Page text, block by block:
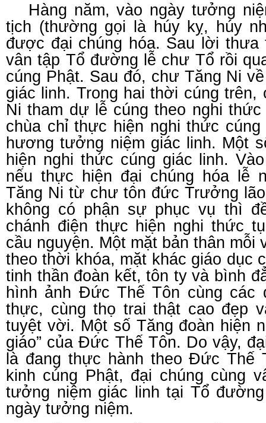
Hàng năm, vào ngày tưởng
tịch (thường gọi là húy kỵ, húy
được đại chúng hóa. Sau lời thưa
vân tập Tổ đường lễ chư Tổ rồi
cúng Phật. Sau đó, chư Tăng Ni
giác linh. Trong hai thời cúng trên,
Ni tham dự lễ cúng theo nghi
chùa chỉ thực hiện nghi thức
hương tưởng niệm giác linh. Một
hiện nghi thức cúng giác linh.
nếu thực hiện đại chúng hóa lễ
Tăng Ni từ chư tôn đức Trưởng
không có phận sự phục vụ thì
chánh điện thực hiện nghi thức
cầu nguyện. Một mặt bản thân mỗi
theo thời khóa, mặt khác giáo dục
tinh thần đoàn kết, tôn ty và bình
hình ảnh Đức Thế Tôn cùng các
thực, cùng thọ trai thật cao đẹp
tuyệt vời. Một số Tăng đoàn hiện
giáo” của Đức Thế Tôn. Do vậy,
là đang thực hành theo Đức Thế
kinh cúng Phật, đại chúng cùng
tưởng niệm giác linh tại Tổ
ngày tưởng niệm.